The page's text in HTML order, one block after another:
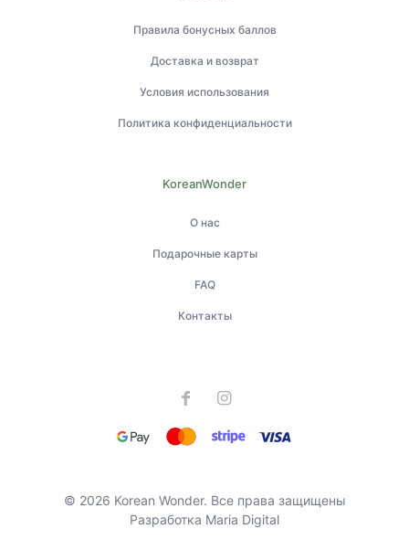
Правила бонусных баллов
Доставка и возврат
Условия использования
Политика конфиденциальности
KoreanWonder
О нас
Подарочные карты
FAQ
Контакты
© 2026 Korean Wonder. Все права защищены
Разработка Maria Digital